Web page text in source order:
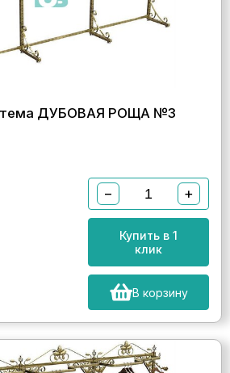
ДУБОВАЯ РОЩА №3
− +
Купить в 1
клик
В корзину